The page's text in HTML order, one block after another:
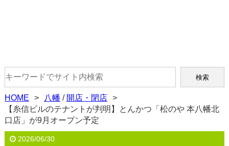
HOME 八幡 / 開店・閉店
【糸信ビルのテナントが判明】とんかつ「松のや 本八幡北
口店」が9月オープン予定
2026/06/30